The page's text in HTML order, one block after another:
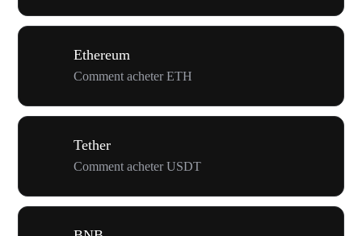
Ethereum
Comment acheter ETH
Tether
Comment acheter USDT